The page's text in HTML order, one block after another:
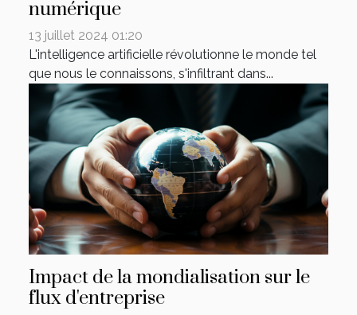
numérique
13 juillet 2024 01:20
L'intelligence artificielle révolutionne le monde tel
que nous le connaissons, s'infiltrant dans...
Impact de la mondialisation sur le
flux d'entreprise